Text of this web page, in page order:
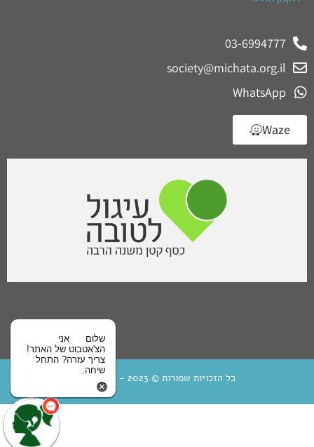
03-6994777
society@michata.org.il
WhatsApp
Waze
כל הזכויות שמורות © 2023 - בית מיחא
שלום
אני
הצ'אטבוט של האתר!
צריך עזרה? התחל
שיחה.